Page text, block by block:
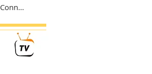
Connexion